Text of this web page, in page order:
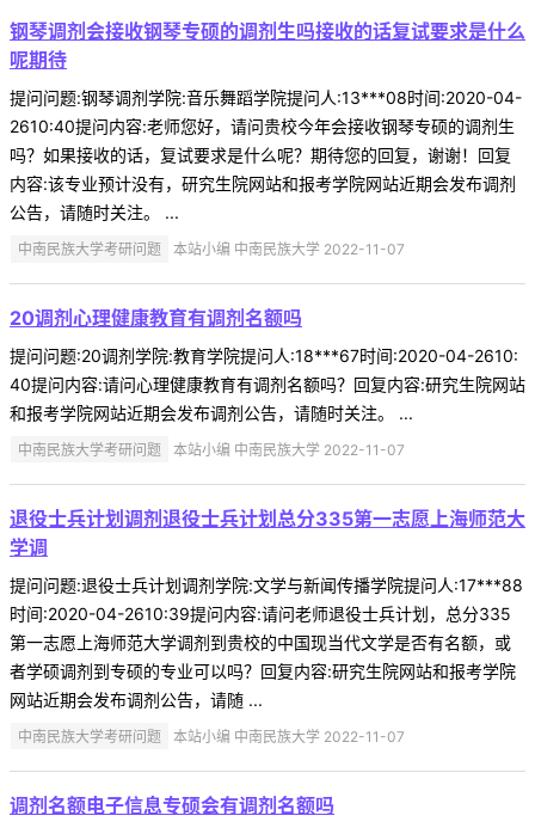
钢琴调剂会接收钢琴专硕的调剂生吗接收的话复试要求是什么
呢期待
提问问题:钢琴调剂学院:音乐舞蹈学院提问人:13***08时间:2020-04-
2610:40提问内容:老师您好，请问贵校今年会接收钢琴专硕的调剂生
吗？如果接收的话，复试要求是什么呢？期待您的回复，谢谢！回复
内容:该专业预计没有，研究生院网站和报考学院网站近期会发布调剂
公告，请随时关注。 ...
中南民族大学考研问题 本站小编 中南民族大学 2022-11-07
20调剂心理健康教育有调剂名额吗
提问问题:20调剂学院:教育学院提问人:18***67时间:2020-04-2610:
40提问内容:请问心理健康教育有调剂名额吗？回复内容:研究生院网站
和报考学院网站近期会发布调剂公告，请随时关注。 ...
中南民族大学考研问题 本站小编 中南民族大学 2022-11-07
退役士兵计划调剂退役士兵计划总分335第一志愿上海师范大
学调
提问问题:退役士兵计划调剂学院:文学与新闻传播学院提问人:17***88
时间:2020-04-2610:39提问内容:请问老师退役士兵计划，总分335
第一志愿上海师范大学调剂到贵校的中国现当代文学是否有名额，或
者学硕调剂到专硕的专业可以吗？回复内容:研究生院网站和报考学院
网站近期会发布调剂公告，请随 ...
中南民族大学考研问题 本站小编 中南民族大学 2022-11-07
调剂名额电子信息专硕会有调剂名额吗